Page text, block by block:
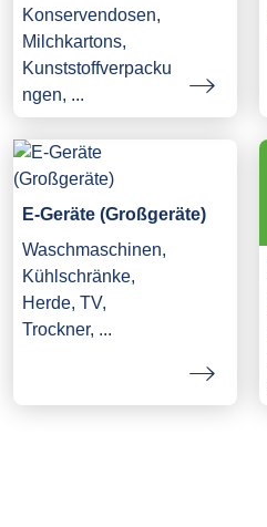
Konservendosen,
Milchkartons,
Kunststoffverpacku
ngen, ...
E-Geräte (Großgeräte)
Waschmaschinen,
Kühlschränke,
Herde, TV,
Trockner, ...